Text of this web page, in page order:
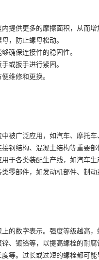
提供更多的摩擦面积，从而增
，防止螺母松动。
确保连接件的稳固性。
或扳手进行紧固。
维修和更换。
被广泛应用，如汽车、摩托车
钢结构、混凝土结构等重要部
于各类装配生产线，如汽车生
零部件，如发动机部件、制动
的数字表示。强度等级越高，
、镀铬等，以提高螺栓的耐腐
等。过长或过短的螺栓都可能